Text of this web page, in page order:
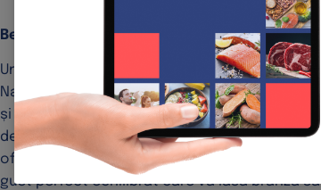
Beringer California Cabernet Sauvignon 0.75L
Un Cabernet Sauvignon impresionant din
Napa Valley. Se deschide cu un nas de cireșe
și condimente, perfecte alături de bucățelele
de vită. Continuă cu o senzație mătăsoasă
oferită de taninuri fine, o aciditate medie și un
gust perfect echilibrat care va lăsa brânza să